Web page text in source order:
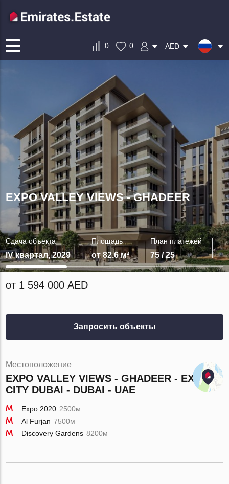
0 0 AED
EXPO VALLEY VIEWS - GHADEER
Сдача объекта
IV квартал, 2029
Площадь
от 82.6 м²
План платежей
75 / 25
от 1 594 000 AED
Запросить объекты
Местоположение
EXPO VALLEY VIEWS - GHADEER - EXPO
CITY DUBAI - DUBAI - UAE
Expo 2020 2500м
Al Furjan 7500м
Discovery Gardens 8200м